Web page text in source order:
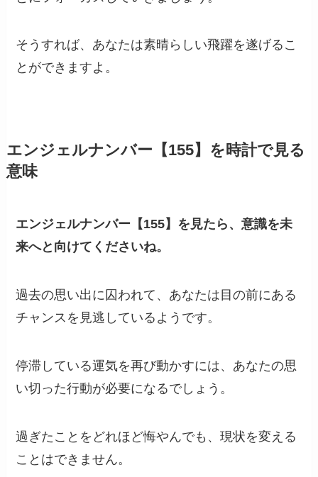
そうすれば、あなたは素晴らしい飛躍を遂げるこ
とができますよ。
エンジェルナンバー【155】を時計で見る
意味
エンジェルナンバー【155】を見たら、意識を未
来へと向けてくださいね。
過去の思い出に囚われて、あなたは目の前にある
チャンスを見逃しているようです。
停滞している運気を再び動かすには、あなたの思
い切った行動が必要になるでしょう。
過ぎたことをどれほど悔やんでも、現状を変える
ことはできません。